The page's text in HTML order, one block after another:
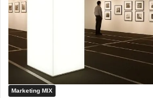
Marketing MIX